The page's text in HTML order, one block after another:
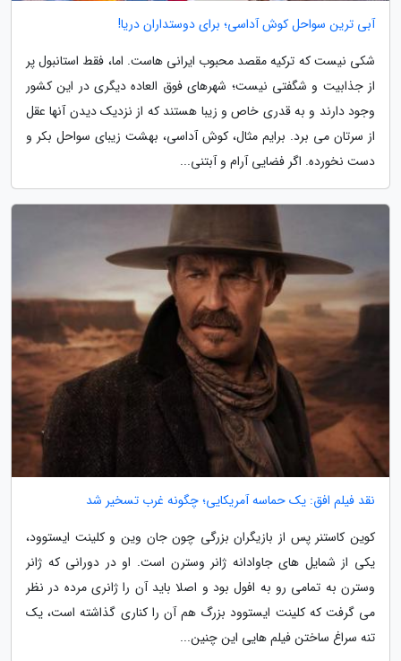
آبی ترین سواحل کوش آداسی؛ برای دوستداران دریا!
شکی نیست که ترکیه مقصد محبوب ایرانی هاست. اما، فقط استانبول پر
از جذابیت و شگفتی نیست؛ شهرهای فوق العاده دیگری در این کشور
وجود دارند و به قدری خاص و زیبا هستند که از نزدیک دیدن آنها عقل
از سرتان می برد. برایم مثال، کوش آداسی، بهشت زیبای سواحل بکر و
دست نخورده. اگر فضایی آرام و آبتنی...
نقد فیلم افق: یک حماسه آمریکایی؛ چگونه غرب تسخیر شد
کوین کاستنر پس از بازیگران بزرگی چون جان وین و کلینت ایستوود،
یکی از شمایل های جاوادانه ژانر وسترن است. او در دورانی که ژانر
وسترن به تمامی رو به افول بود و اصلا باید آن را ژانری مرده در نظر
می گرفت که کلینت ایستوود بزرگ هم آن را کناری گذاشته است، یک
تنه سراغ ساختن فیلم هایی این چنین...